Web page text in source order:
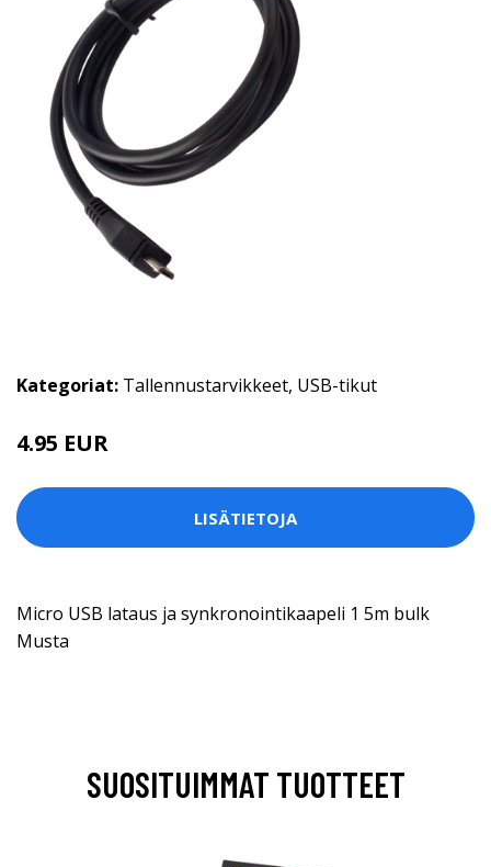
Kategoriat: Tallennustarvikkeet, USB-tikut
4.95 EUR
LISÄTIETOJA
Micro USB lataus ja synkronointikaapeli 1 5m bulk
Musta
SUOSITUIMMAT TUOTTEET